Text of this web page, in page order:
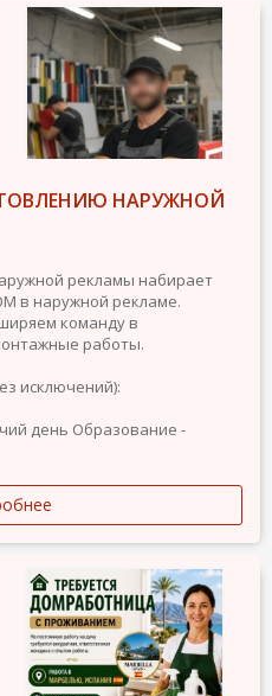
НАРУЖНОЙ
рекламы набирает
в наружной рекламе.
команду в
работы.
исключений):
день Образование -